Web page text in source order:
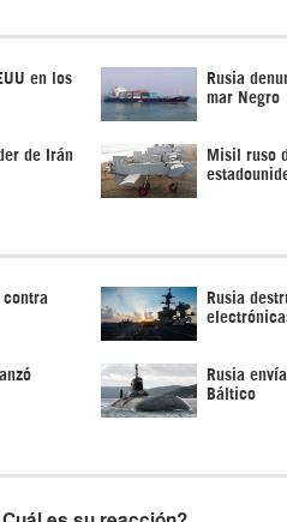
en los Rusia
mar Negro
de Irán Misil ruso
contra Rusia
Rusia
Báltico